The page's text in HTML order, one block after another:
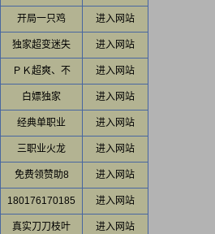
开局一只鸡 进入网站
独家超变迷失 进入网站
ＰＫ超爽、不 进入网站
白嫖独家 进入网站
经典单职业 进入网站
三职业火龙 进入网站
免费领赞助8 进入网站
180176170185 进入网站
真实刀刀枝叶 进入网站